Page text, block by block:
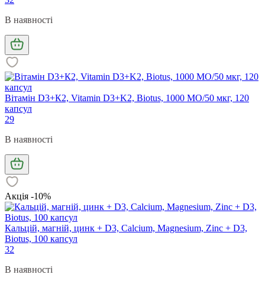
В наявності
Вітамін D3+К2, Vitamin D3+K2, Biotus, 1000 МО/50 мкг, 120
капсул
29
В наявності
Акція -10%
Кальцій, магній, цинк + D3, Calcium, Magnesium, Zinc + D3,
Biotus, 100 капсул
32
В наявності